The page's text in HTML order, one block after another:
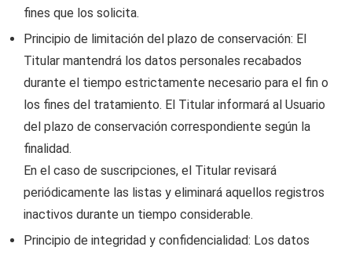
fines que los solicita.
Principio de limitación del plazo de conservación: El
Titular mantendrá los datos personales recabados
durante el tiempo estrictamente necesario para el fin o
los fines del tratamiento. El Titular informará al Usuario
del plazo de conservación correspondiente según la
finalidad.
En el caso de suscripciones, el Titular revisará
periódicamente las listas y eliminará aquellos registros
inactivos durante un tiempo considerable.
Principio de integridad y confidencialidad: Los datos